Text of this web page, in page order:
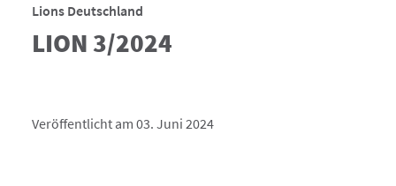
Lions Deutschland
LION 3/2024
Veröffentlicht am 03. Juni 2024